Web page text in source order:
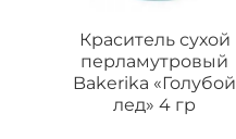
Краситель сухой
перламутровый
Bakerika «Голубой
лед» 4 гр